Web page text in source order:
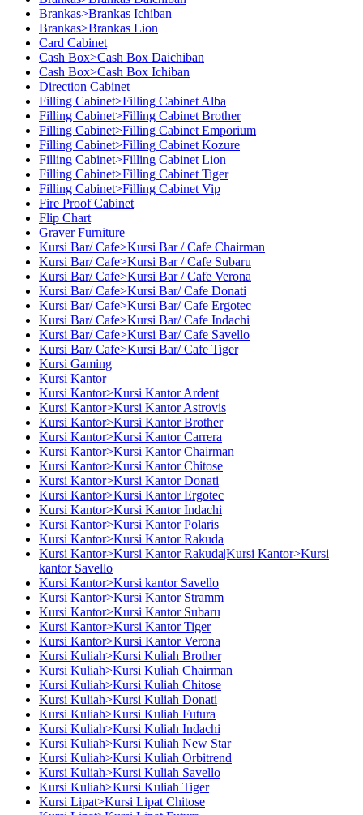
Brankas>Brankas Ichiban
Brankas>Brankas Lion
Card Cabinet
Cash Box>Cash Box Daichiban
Cash Box>Cash Box Ichiban
Direction Cabinet
Filling Cabinet>Filling Cabinet Alba
Filling Cabinet>Filling Cabinet Brother
Filling Cabinet>Filling Cabinet Emporium
Filling Cabinet>Filling Cabinet Kozure
Filling Cabinet>Filling Cabinet Lion
Filling Cabinet>Filling Cabinet Tiger
Filling Cabinet>Filling Cabinet Vip
Fire Proof Cabinet
Flip Chart
Graver Furniture
Kursi Bar/ Cafe>Kursi Bar / Cafe Chairman
Kursi Bar/ Cafe>Kursi Bar / Cafe Subaru
Kursi Bar/ Cafe>Kursi Bar / Cafe Verona
Kursi Bar/ Cafe>Kursi Bar/ Cafe Donati
Kursi Bar/ Cafe>Kursi Bar/ Cafe Ergotec
Kursi Bar/ Cafe>Kursi Bar/ Cafe Indachi
Kursi Bar/ Cafe>Kursi Bar/ Cafe Savello
Kursi Bar/ Cafe>Kursi Bar/ Cafe Tiger
Kursi Gaming
Kursi Kantor
Kursi Kantor>Kursi Kantor Ardent
Kursi Kantor>Kursi Kantor Astrovis
Kursi Kantor>Kursi Kantor Brother
Kursi Kantor>Kursi Kantor Carrera
Kursi Kantor>Kursi Kantor Chairman
Kursi Kantor>Kursi Kantor Chitose
Kursi Kantor>Kursi Kantor Donati
Kursi Kantor>Kursi Kantor Ergotec
Kursi Kantor>Kursi Kantor Indachi
Kursi Kantor>Kursi Kantor Polaris
Kursi Kantor>Kursi Kantor Rakuda
Kursi Kantor>Kursi Kantor Rakuda|Kursi Kantor>Kursi
kantor Savello
Kursi Kantor>Kursi kantor Savello
Kursi Kantor>Kursi Kantor Stramm
Kursi Kantor>Kursi Kantor Subaru
Kursi Kantor>Kursi Kantor Tiger
Kursi Kantor>Kursi Kantor Verona
Kursi Kuliah>Kursi Kuliah Brother
Kursi Kuliah>Kursi Kuliah Chairman
Kursi Kuliah>Kursi Kuliah Chitose
Kursi Kuliah>Kursi Kuliah Donati
Kursi Kuliah>Kursi Kuliah Futura
Kursi Kuliah>Kursi Kuliah Indachi
Kursi Kuliah>Kursi Kuliah New Star
Kursi Kuliah>Kursi Kuliah Orbitrend
Kursi Kuliah>Kursi Kuliah Savello
Kursi Kuliah>Kursi Kuliah Tiger
Kursi Lipat>Kursi Lipat Chitose